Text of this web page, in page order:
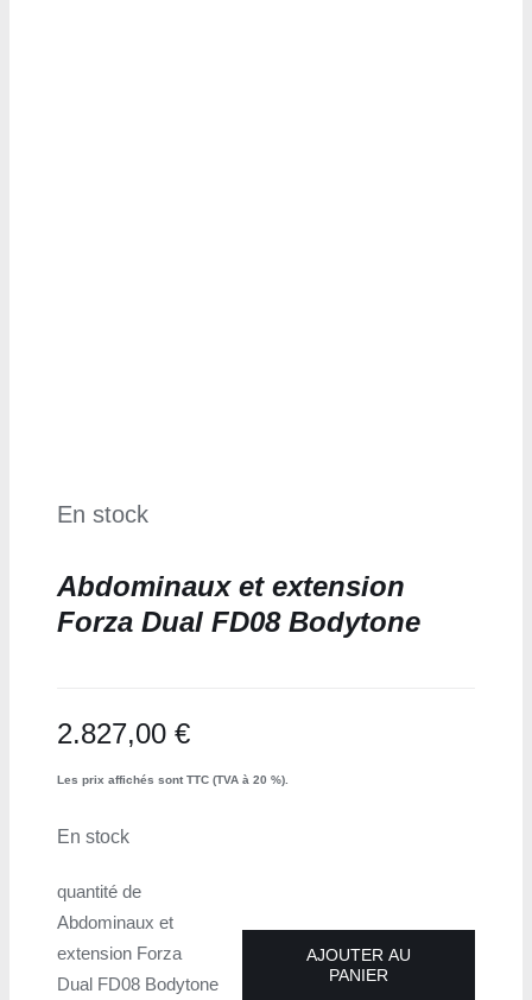
En stock
Abdominaux et extension
Forza Dual FD08 Bodytone
2.827,00 €
Les prix affichés sont TTC (TVA à 20 %).
En stock
quantité de
Abdominaux et
extension Forza
Dual FD08 Bodytone
AJOUTER AU
PANIER